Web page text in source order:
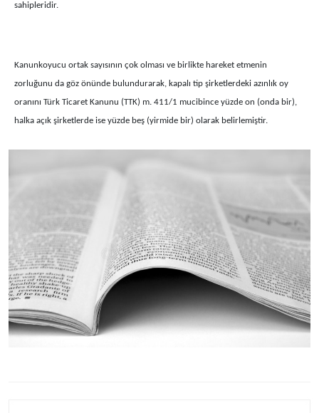
sahipleridir.
Kanunkoyucu ortak sayısının çok olması ve birlikte hareket etmenin
zorluğunu da göz önünde bulundurarak, kapalı tip şirketlerdeki azınlık oy
oranını Türk Ticaret Kanunu (TTK) m. 411/1 mucibince yüzde on (onda bir),
halka açık şirketlerde ise yüzde beş (yirmide bir) olarak belirlemiştir.